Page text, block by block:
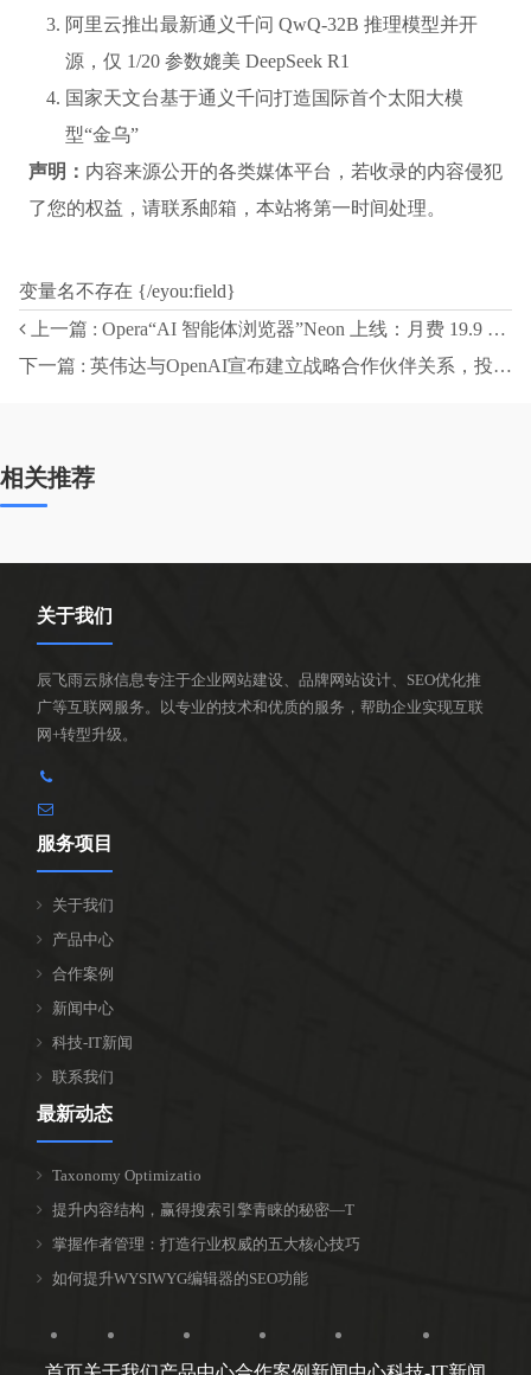
阿里云推出最新通义千问 QwQ-32B 推理模型并开
源，仅 1/20 参数媲美 DeepSeek R1
国家天文台基于通义千问打造国际首个太阳大模
型“金乌”
声明： 内容来源公开的各类媒体平台，若收录的内容侵犯
了您的权益，请联系邮箱，本站将第一时间处理。
变量名不存在 {/eyou:field}
上一篇 : Opera“AI 智能体浏览器”Neon 上线：月费 19.9 美元，号称每周都有大变化
下一篇 : 英伟达与OpenAI宣布建立战略合作伙伴关系，投资千亿美元部署10吉瓦算力
相关推荐
关于我们
辰飞雨云脉信息专注于企业网站建设、品牌网站设计、SEO优化推
广等互联网服务。以专业的技术和优质的服务，帮助企业实现互联
网+转型升级。
服务项目
关于我们
产品中心
合作案例
新闻中心
科技-IT新闻
联系我们
最新动态
Taxonomy Optimizatio
提升内容结构，赢得搜索引擎青睐的秘密—T
掌握作者管理：打造行业权威的五大核心技巧
如何提升WYSIWYG编辑器的SEO功能